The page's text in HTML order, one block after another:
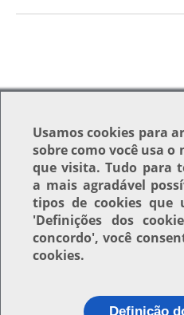
Usamoscookies para
sobre como você usa o
que visita. Tudo para
a mais agradável
tipos de cookies que
'Definições dos
concordo', você
cookies.